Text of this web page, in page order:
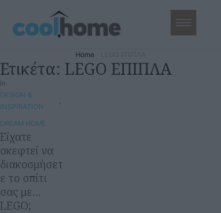
Home
Ετικέτα: LEGO ΕΠΙΠΛΑ
in
DESIGN &
INSPIRATION
DREAM HOME
Είχατε
σκεφτεί να
διακοσμήσετ
ε το σπίτι
σας με…
LEGO;